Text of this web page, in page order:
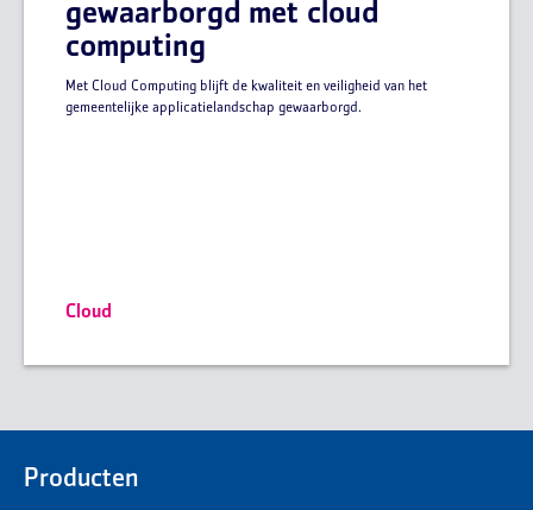
gewaarborgd met cloud
computing
Met Cloud Computing blijft de kwaliteit en veiligheid van het
gemeentelijke applicatielandschap gewaarborgd.
Cloud
Producten